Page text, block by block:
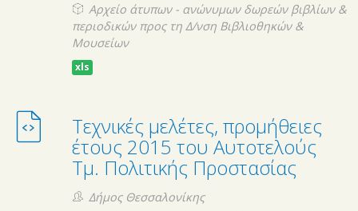
Αρχείο άτυπων - ανώνυμων δωρεών βιβλίων &
περιοδικών προς τη Δ/νση Βιβλιοθηκών &
Μουσείων
xls
Τεχνικές μελέτες, προμήθειες
έτους 2015 του Αυτοτελούς
Τμ. Πολιτικής Προστασίας
Δήμος Θεσσαλονίκης